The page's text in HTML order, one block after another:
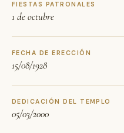
FIESTAS PATRONALES
1 de octubre
FECHA DE ERECCIÓN
15/08/1928
DEDICACIÓN DEL TEMPLO
05/03/2000